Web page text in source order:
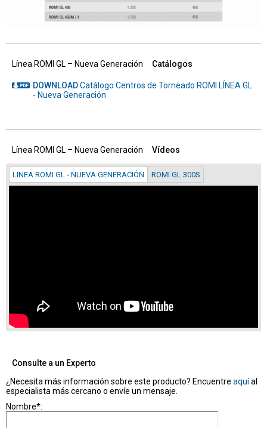
Línea ROMI GL – Nueva Generación Catálogos
DOWNLOADCatálogo Centros de Torneado ROMI LÍNEA GL
- Nueva Generación
Línea ROMI GL – Nueva Generación Vídeos
LINEA ROMI GL - NUEVA GENERACIÓN ROMI GL 300S
Consulte a un Experto
¿Necesita más información sobre este producto? Encuentre aquíal
especialista más cercano o envíe un mensaje.
Nombre*: